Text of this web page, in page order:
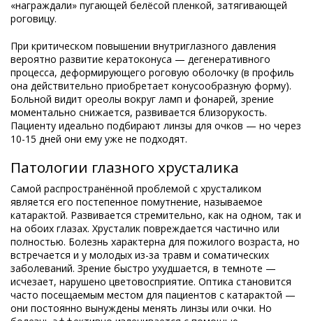
«награждали» пугающей белёсой пленкой, затягивающей
роговицу.
При критическом повышении внутриглазного давления
вероятно развитие кератоконуса — дегенеративного
процесса, деформирующего роговую оболочку (в профиль
она действительно приобретает конусообразную форму).
Больной видит ореолы вокруг ламп и фонарей, зрение
моментально снижается, развивается близорукость.
Пациенту идеально подбирают линзы для очков — но через
10-15 дней они ему уже не подходят.
Патологии глазного хрусталика
Самой распространённой проблемой с хрусталиком
является его постепенное помутнение, называемое
катарактой. Развивается стремительно, как на одном, так и
на обоих глазах. Хрусталик повреждается частично или
полностью. Болезнь характерна для пожилого возраста, но
встречается и у молодых из-за травм и соматических
заболеваний. Зрение быстро ухудшается, в темноте —
исчезает, нарушено цветовосприятие. Оптика становится
часто посещаемым местом для пациентов с катарактой —
они постоянно вынуждены менять линзы или очки. Но